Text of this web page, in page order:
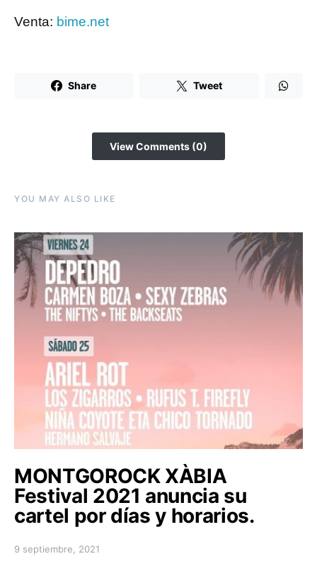
Venta: bime.net
Share Tweet
View Comments (0)
YOU MAY ALSO LIKE
MONTGOROCK XÀBIA
Festival 2021 anuncia su
cartel por días y horarios.
Posted on
9 septiembre, 2021